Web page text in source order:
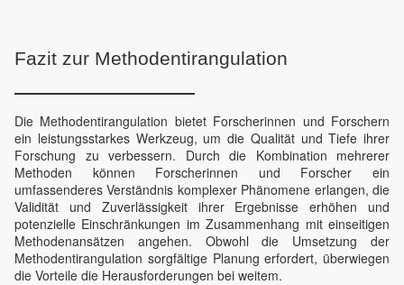
Fazit zur Methodentirangulation
Die Methodentirangulation bietet Forscherinnen und Forschern
ein leistungsstarkes Werkzeug, um die Qualität und Tiefe ihrer
Forschung zu verbessern. Durch die Kombination mehrerer
Methoden können Forscherinnen und Forscher ein
umfassenderes Verständnis komplexer Phänomene erlangen, die
Validität und Zuverlässigkeit ihrer Ergebnisse erhöhen und
potenzielle Einschränkungen im Zusammenhang mit einseitigen
Methodenansätzen angehen. Obwohl die Umsetzung der
Methodentirangulation sorgfältige Planung erfordert, überwiegen
die Vorteile die Herausforderungen bei weitem.